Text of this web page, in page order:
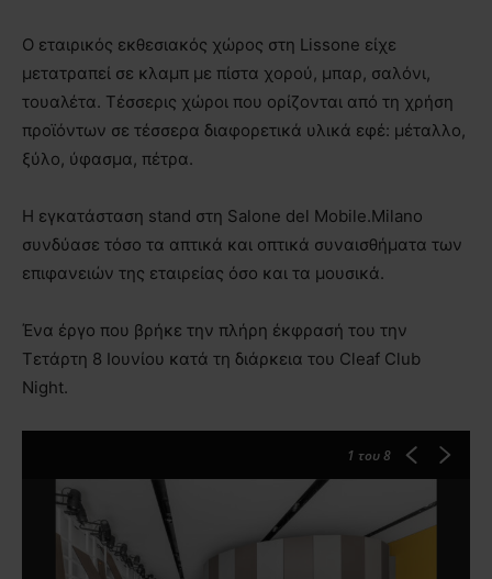
Ο εταιρικός εκθεσιακός χώρος στη Lissone είχε
μετατραπεί σε κλαμπ με πίστα χορού, μπαρ, σαλόνι,
τουαλέτα. Τέσσερις χώροι που ορίζονται από τη χρήση
προϊόντων σε τέσσερα διαφορετικά υλικά εφέ: μέταλλο,
ξύλο, ύφασμα, πέτρα.
Η εγκατάσταση stand στη Salone del Mobile.Milano
συνδύασε τόσο τα απτικά και οπτικά συναισθήματα των
επιφανειών της εταιρείας όσο και τα μουσικά.
Ένα έργο που βρήκε την πλήρη έκφρασή του την
Τετάρτη 8 Ιουνίου κατά τη διάρκεια του Cleaf Club
Night.
1 του 8